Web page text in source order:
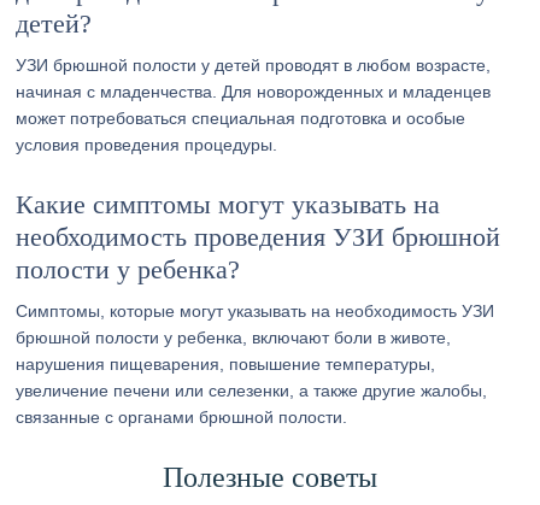
детей?
УЗИ брюшной полости у детей проводят в любом возрасте,
начиная с младенчества. Для новорожденных и младенцев
может потребоваться специальная подготовка и особые
условия проведения процедуры.
Какие симптомы могут указывать на
необходимость проведения УЗИ брюшной
полости у ребенка?
Симптомы, которые могут указывать на необходимость УЗИ
брюшной полости у ребенка, включают боли в животе,
нарушения пищеварения, повышение температуры,
увеличение печени или селезенки, а также другие жалобы,
связанные с органами брюшной полости.
Полезные советы